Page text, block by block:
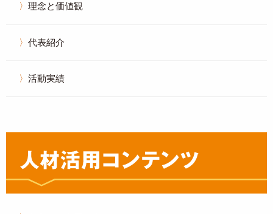
理念と価値観
代表紹介
活動実績